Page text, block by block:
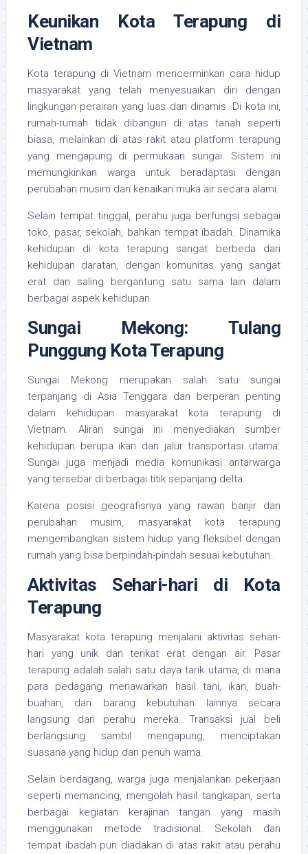
Keunikan Kota Terapung di
Vietnam
Kota terapung di Vietnam mencerminkan cara hidup
masyarakat yang telah menyesuaikan diri dengan
lingkungan perairan yang luas dan dinamis. Di kota ini,
rumah-rumah tidak dibangun di atas tanah seperti
biasa, melainkan di atas rakit atau platform terapung
yang mengapung di permukaan sungai. Sistem ini
memungkinkan warga untuk beradaptasi dengan
perubahan musim dan kenaikan muka air secara alami.
Selain tempat tinggal, perahu juga berfungsi sebagai
toko, pasar, sekolah, bahkan tempat ibadah. Dinamika
kehidupan di kota terapung sangat berbeda dari
kehidupan daratan, dengan komunitas yang sangat
erat dan saling bergantung satu sama lain dalam
berbagai aspek kehidupan.
Sungai Mekong: Tulang
Punggung Kota Terapung
Sungai Mekong merupakan salah satu sungai
terpanjang di Asia Tenggara dan berperan penting
dalam kehidupan masyarakat kota terapung di
Vietnam. Aliran sungai ini menyediakan sumber
kehidupan berupa ikan dan jalur transportasi utama.
Sungai juga menjadi media komunikasi antarwarga
yang tersebar di berbagai titik sepanjang delta.
Karena posisi geografisnya yang rawan banjir dan
perubahan musim, masyarakat kota terapung
mengembangkan sistem hidup yang fleksibel dengan
rumah yang bisa berpindah-pindah sesuai kebutuhan.
Aktivitas Sehari-hari di Kota
Terapung
Masyarakat kota terapung menjalani aktivitas sehari-
hari yang unik dan terikat erat dengan air. Pasar
terapung adalah salah satu daya tarik utama, di mana
para pedagang menawarkan hasil tani, ikan, buah-
buahan, dan barang kebutuhan lainnya secara
langsung dari perahu mereka. Transaksi jual beli
berlangsung sambil mengapung, menciptakan
suasana yang hidup dan penuh warna.
Selain berdagang, warga juga menjalankan pekerjaan
seperti memancing, mengolah hasil tangkapan, serta
berbagai kegiatan kerajinan tangan yang masih
menggunakan metode tradisional. Sekolah dan
tempat ibadah pun diadakan di atas rakit atau perahu